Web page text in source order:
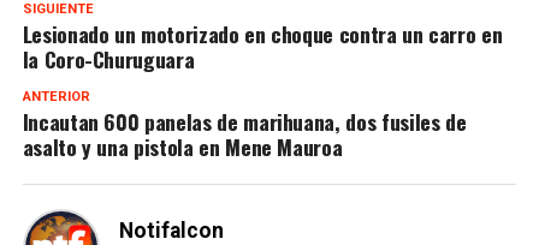
SIGUIENTE
Lesionado un motorizado en choque contra un carro en
la Coro-Churuguara
ANTERIOR
Incautan 600 panelas de marihuana, dos fusiles de
asalto y una pistola en Mene Mauroa
Notifalcon